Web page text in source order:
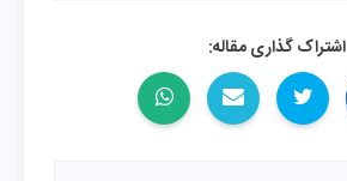
اشتراک گذاری مقاله: